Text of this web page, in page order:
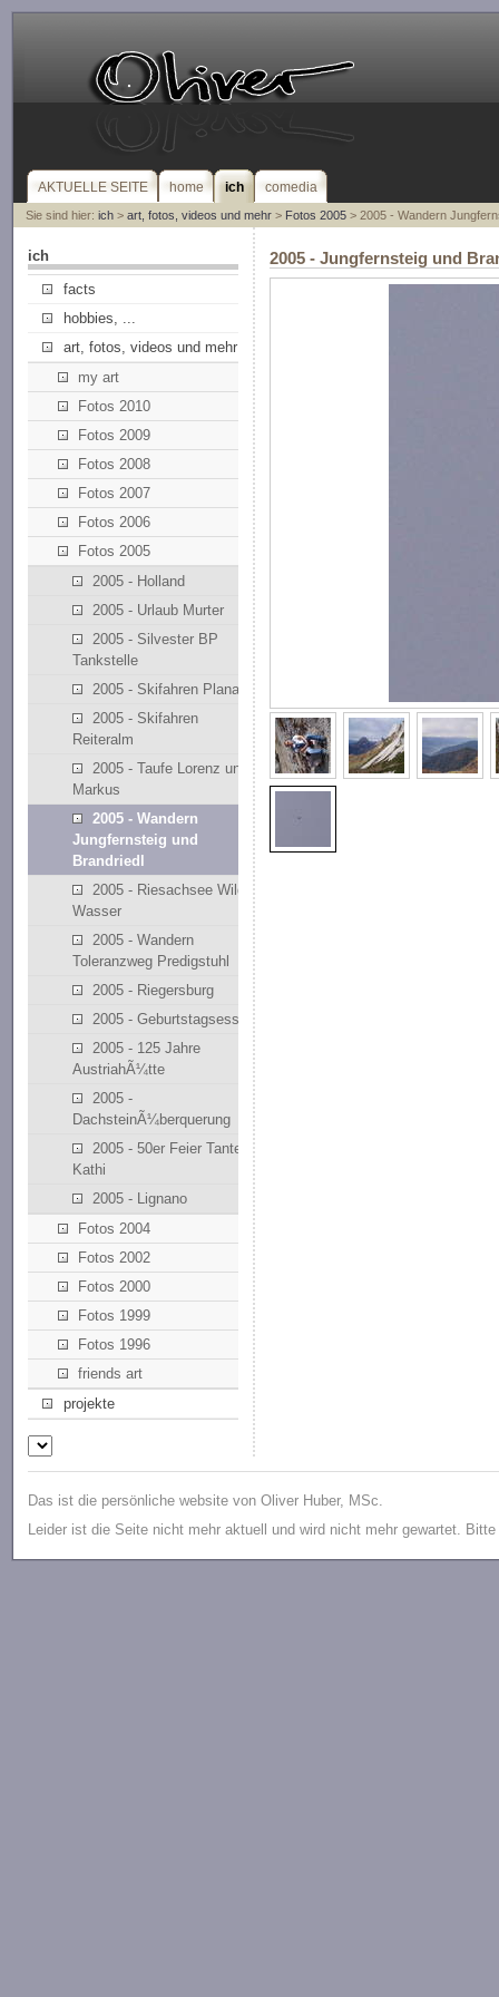
AKTUELLE SEITE home ich comedia
Sie sind hier: ich> art, fotos, videos und mehr> Fotos 2005> 2005 - Wandern
ich
facts
hobbies, ...
art, fotos, videos und mehr
my art
Fotos 2010
Fotos 2009
Fotos 2008
Fotos 2007
Fotos 2006
Fotos 2005
2005 - Holland
2005 - Urlaub Murter
2005 - Silvester BP
Tankstelle
2005 - Skifahren Planai
2005 - Skifahren
Reiteralm
2005 - Taufe Lorenz und
Markus
2005 - Wandern
Jungfernsteig und
Brandriedl
2005 - Riesachsee Wilde
Wasser
2005 - Wandern
Toleranzweg Predigstuhl
2005 - Riegersburg
2005 - Geburtstagsessen
2005 - 125 Jahre
AustriahÃ¼tte
2005 -
DachsteinÃ¼berquerung
2005 - 50er Feier Tante
Kathi
2005 - Lignano
Fotos 2004
Fotos 2002
Fotos 2000
Fotos 1999
Fotos 1996
friends art
projekte
2005 - Jungfernsteig und
Das ist die persönliche website von Oliver Huber, MSc.
Leider ist die Seite nicht mehr aktuell und wird nicht mehr gewartet.